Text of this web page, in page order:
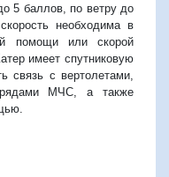
5 баллов, по ветру до
необходима в
помощи или скорой
имеет спутниковую
связь с вертолетами,
МЧС, а также